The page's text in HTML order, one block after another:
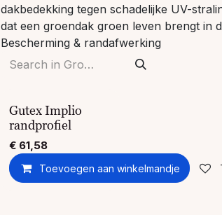
dakbedekking tegen schadelijke UV-
dat een groendak groen leven brengt in
Bescherming & randafwerking
Gutex Implio
randprofiel
€ 61,58
Toevoegen aan winkelmandje